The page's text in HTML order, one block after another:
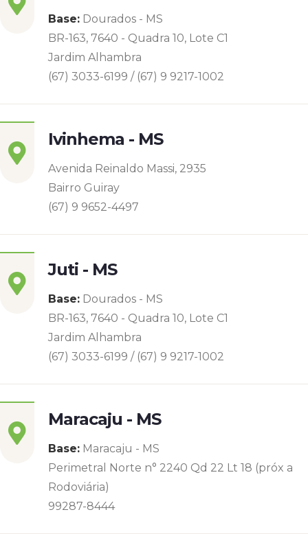
Base: Dourados - MS
BR-163, 7640 - Quadra 10, Lote C1
Jardim Alhambra
(67) 3033-6199 / (67) 9 9217-1002
Ivinhema - MS
Avenida Reinaldo Massi, 2935
Bairro Guiray
(67) 9 9652-4497
Juti - MS
Base: Dourados - MS
BR-163, 7640 - Quadra 10, Lote C1
Jardim Alhambra
(67) 3033-6199 / (67) 9 9217-1002
Maracaju - MS
Base: Maracaju - MS
Perimetral Norte n° 2240 Qd 22 Lt 18 (próx a
Rodoviária)
99287-8444